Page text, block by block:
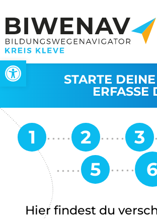
Werkzeugleiste öffnen
STARTE
ERFASSE
Hier findest du